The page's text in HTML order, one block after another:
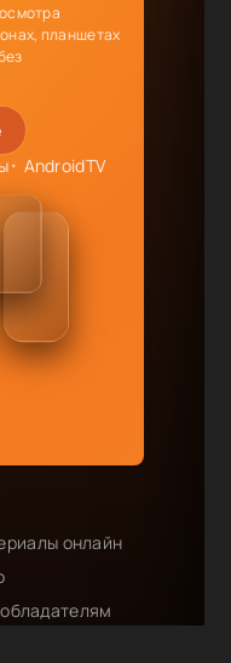
планшетах
AndroidTV
онлайн